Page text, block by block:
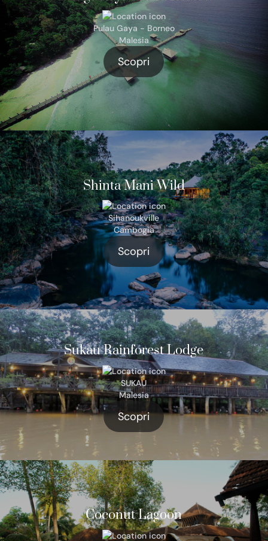
Pulau Gaya - Borneo
Malesia
Scopri
Shinta Mani Wild
Sihanoukville
Cambogia
Scopri
Sukau Rainforest Lodge
SUKAU
Malesia
Scopri
Coconut Lagoon